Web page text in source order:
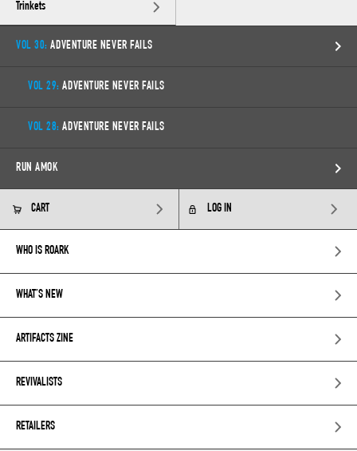
Trinkets
VOL 30: ADVENTURE NEVER FAILS
VOL 29: ADVENTURE NEVER FAILS
VOL 28: ADVENTURE NEVER FAILS
RUN AMOK
CART LOG IN
WHO IS ROARK
WHAT’S NEW
ARTIFACTS ZINE
REVIVALISTS
RETAILERS